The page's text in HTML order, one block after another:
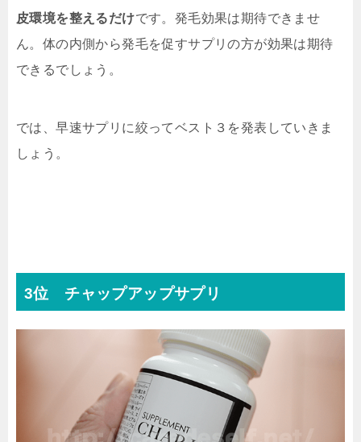
皮環境を整えるだけです。発毛効果は期待できませ
ん。体の内側から発毛を促すサプリの方が効果は期待
できるでしょう。
では、早速サプリに絞ってベスト３ を発表していきま
しょう。
3位 チャップアップサプリ